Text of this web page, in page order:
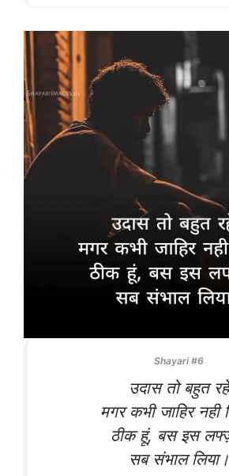
Shayari #6
उदास तो बहुत रहे
मगर कभी जाहिर नही
ठीक हूं, बस इस
सब संभाल लिया।